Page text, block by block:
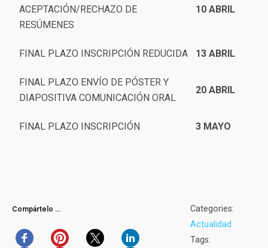
ACEPTACIÓN/RECHAZO DE
RESÚMENES
10 ABRIL
FINAL PLAZO INSCRIPCIÓN REDUCIDA 13 ABRIL
FINAL PLAZO ENVÍO DE PÓSTER Y
DIAPOSITIVA COMUNICACIÓN ORAL
20 ABRIL
FINAL PLAZO INSCRIPCIÓN 3 MAYO
Compártelo …
Categories:
Actualidad
Tags: